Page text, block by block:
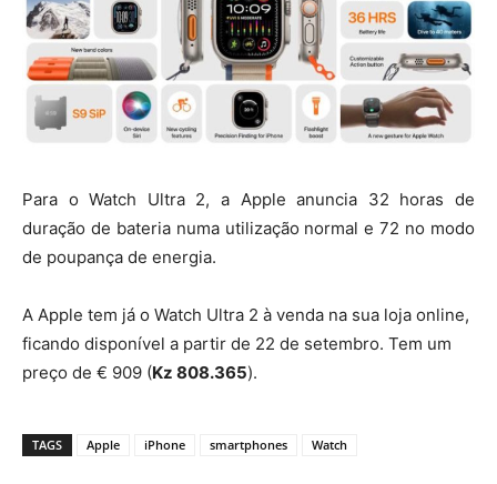
Para o Watch Ultra 2, a Apple anuncia 32 horas de
duração de bateria numa utilização normal e 72 no modo
de poupança de energia.
A Apple tem já o Watch Ultra 2 à venda na sua loja online,
ficando disponível a partir de 22 de setembro. Tem um
preço de € 909 (Kz 808.365).
TAGS Apple iPhone smartphones Watch